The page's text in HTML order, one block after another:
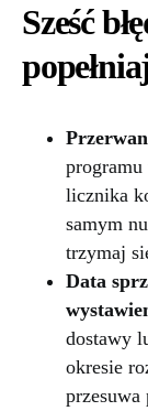
Sześć
programu
licznika
samym
trzymaj
Data
dostawy
okresie
przesuwa